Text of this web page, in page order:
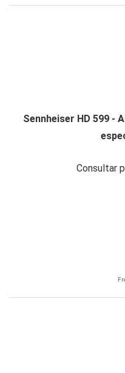
Sennheiser HD 599 -
Consultar